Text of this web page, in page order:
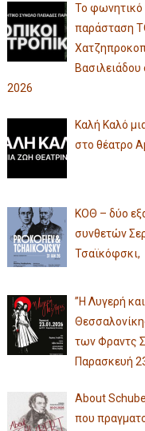
Το φωνητικό
παράσταση
2026
Καλή Καλό
στο θέατρο
ΚΟΘ – δύο
συνθετών
Τσαϊκόφσκι,
”Η Λυγερή
των Φραντς
Παρασκευή
About
που